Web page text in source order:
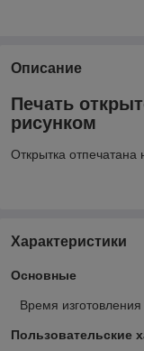
Описание
Печать
рисунком
Открытка отпечатана
Характеристики
Основные
Время изготовления
Пользовательские